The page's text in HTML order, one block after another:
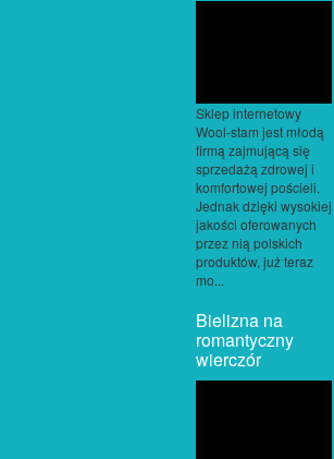
Sklep internetowy
Wool-stam jest młodą
firmą zajmującą się
sprzedażą zdrowej i
komfortowej pościeli.
Jednak dzięki wysokiej
jakości oferowanych
przez nią polskich
produktów, już teraz
mo...
Bielizna na
romantyczny
wierczór